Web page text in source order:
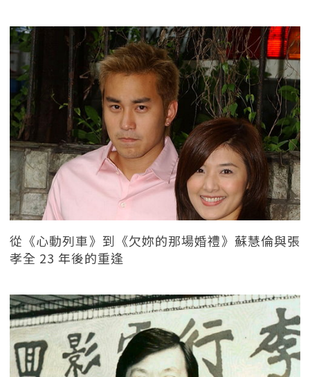
從《心動列車》到《欠妳的那場婚禮》蘇慧倫與張
孝全 23 年後的重逢